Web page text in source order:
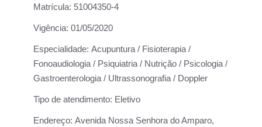
Matrícula: 51004350-4
Vigência: 01/05/2020
Especialidade: Acupuntura / Fisioterapia /
Fonoaudiologia / Psiquiatria / Nutrição / Psicologia /
Gastroenterologia / Ultrassonografia / Doppler
Tipo de atendimento: Eletivo
Endereço: Avenida Nossa Senhora do Amparo,